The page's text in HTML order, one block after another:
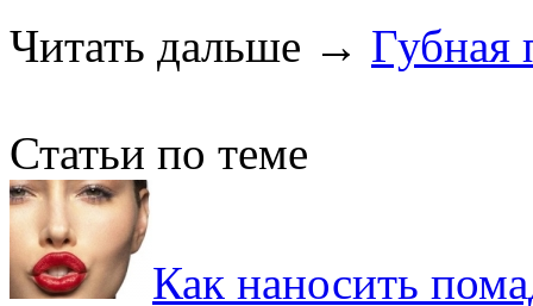
Читать дальше → Губная
Статьи по теме
Как наносить